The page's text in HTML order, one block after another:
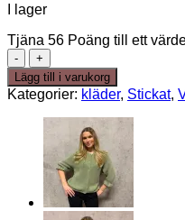
I lager
Tjäna 56 Poäng till ett
Moa
Kofta
Korall
mängd
Lägg till i varukorg
Kategorier: kläder, Stickat,